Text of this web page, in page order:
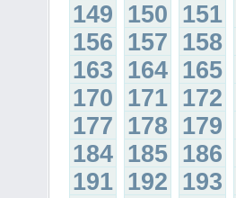
149 150 151
156 157 158
163 164 165
170 171 172
177 178 179
184 185 186
191 192 193